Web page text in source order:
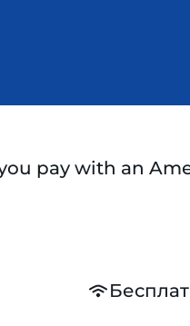
pay with an